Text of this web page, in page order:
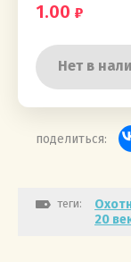
1.00
Нет в
поделиться:
теги:
20